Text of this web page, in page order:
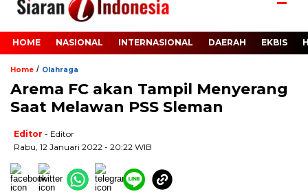
HOME NASIONAL INTERNASIONAL DAERAH EKBIS
Home / Olahraga
Arema FC akan Tampil Menyerang
Saat Melawan PSS Sleman
Editor - Editor
Rabu, 12 Januari 2022 - 20:22 WIB